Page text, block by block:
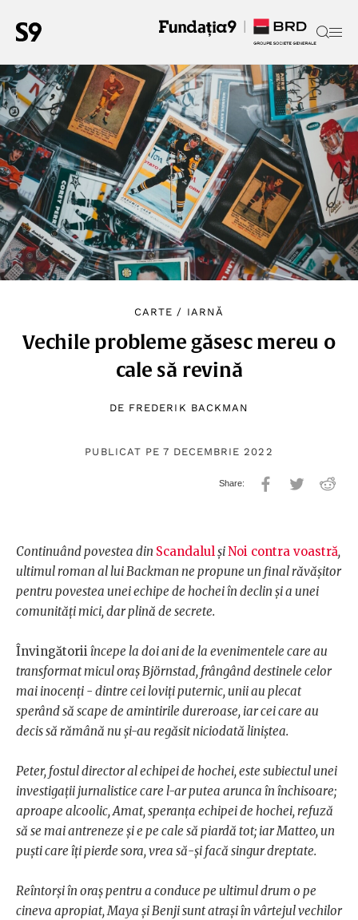
CARTE / IARNĂ
Vechile probleme găsesc mereu o
cale să revină
DE FREDERIK BACKMAN
PUBLICAT PE 7 DECEMBRIE 2022
Continuând povestea din ScandalulșiNoi contra voastră,
ultimul roman al lui Backman ne propune un final răvășitor
pentru povestea unei echipe de hochei în declin și a unei
comunități mici, dar plină de secrete.
Învingătoriiîncepe la doi ani de la evenimentele care au
transformat micul oraș Björnstad, frângând destinele celor
mai inocenți - dintre cei loviți puternic, unii au plecat
sperând să scape de amintirile dureroase, iar cei care au
decis să rămână nu și-au regăsit niciodată liniștea.
Peter, fostul director al echipei de hochei, este subiectul unei
investigații jurnalistice care l-ar putea arunca în închisoare;
aproape alcoolic, Amat, speranța echipei de hochei, refuză
să se mai antreneze și e pe cale să piardă tot; iar Matteo, un
puști care îți pierde sora, vrea să-și facă singur dreptate.
Reîntorși în oraș pentru a conduce pe ultimul drum o pe
cineva apropiat, Maya și Benji sunt atrași în vârtejul vechilor